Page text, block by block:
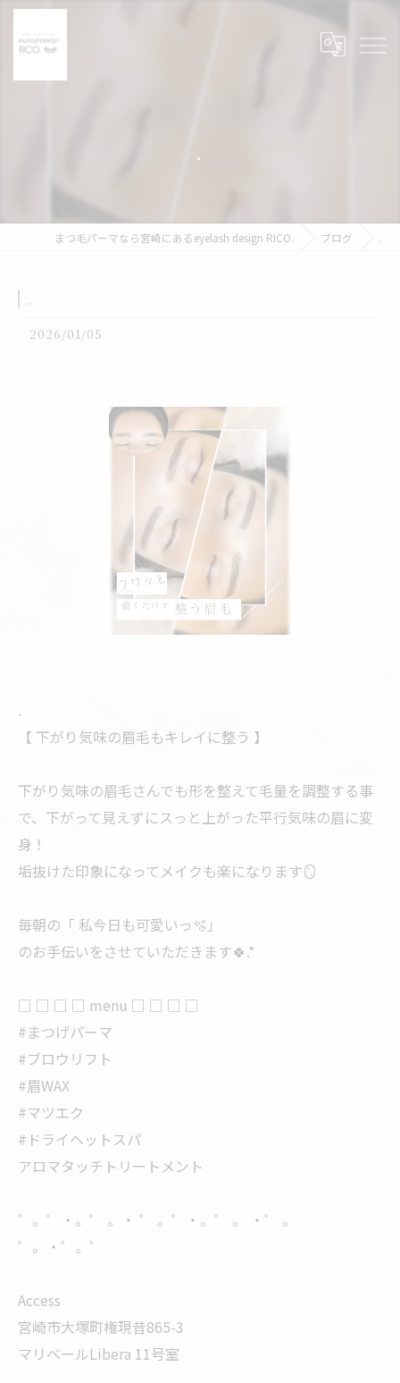
.
まつ毛パーマなら宮崎にあるeyelash design RICO. ブログ .
.
2026/01/05
.
【 下がり気味の眉毛もキレイに整う 】
下がり気味の眉毛さんでも形を整えて毛量を調整する事
で、下がって見えずにスっと上がった平行気味の眉に変
身！
垢抜けた印象になってメイクも楽になります🪞
毎朝の「 私今日も可愛いっ🫧」
のお手伝いをさせていただきます🍀.*
□ □ □ □ menu □ □ □ □
#まつげパーマ
#ブロウリフト
#眉WAX
#マツエク
#ドライヘットスパ
アロマタッチトリートメント
゜。゜・。゜ 。・ ゜ 。゜・。゜ 。 ・゜ 。
゜。・゜。゜
Access
宮崎市大塚町権現昔865-3
マリベールLibera 11号室